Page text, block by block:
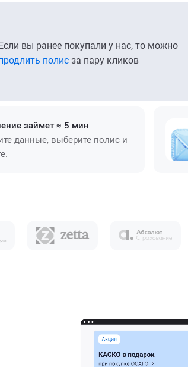
вы ранее покупали у нас, то можно
полис за пару кликов
займет ≈ 5 мин
данные, выберите полис и